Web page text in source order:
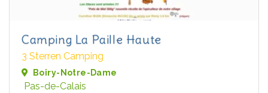
Camping La Paille Haute
3 Sterren Camping
Boiry-Notre-Dame
Pas-de-Calais